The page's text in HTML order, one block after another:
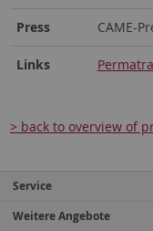
Press CAME-
Links
> back to overview of
Service
Weitere Angebote